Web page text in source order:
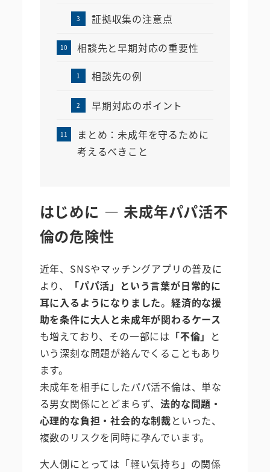
証拠収集の注意点
相談先と早期対応の重要性
相談先の例
早期対応のポイント
まとめ：未成年を守るために
考えるべきこと
はじめに ― 未成年パパ活不
倫の危険性
近年、SNSやマッチングアプリの普及に
より、
「パパ活」という言葉が日常的に
耳に入るようになりました。経済的な援
助を条件に大人と未成年が関わるケース
も増えており、その一部には 「不倫」 と
いう深刻な問題が絡んでくることもあり
ます。
未成年を相手にしたパパ活不倫は、単な
る男女関係にとどまらず、法的な問題・
心理的な負担・社会的な制裁といった、
複数のリスクを同時に孕んでいます。
大人側にとっては「軽い気持ち」の関係